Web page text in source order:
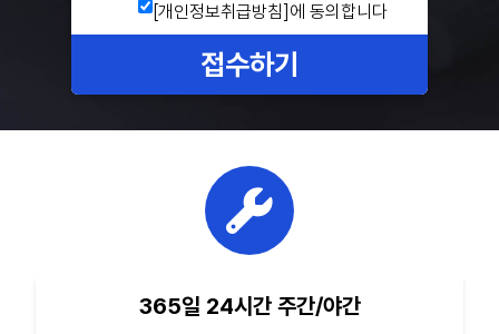
[개인정보취급방침] 에 동의합니다
접수하기
365일 24시간 주간/야간